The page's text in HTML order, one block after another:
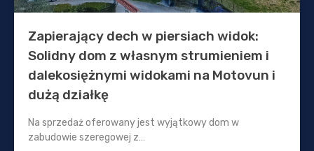
Zapierający dech w piersiach widok:
Solidny dom z własnym strumieniem i
dalekosiężnymi widokami na Motovun i
dużą działkę
Na sprzedaż oferowany jest wyjątkowy dom w
zabudowie szeregowej z…